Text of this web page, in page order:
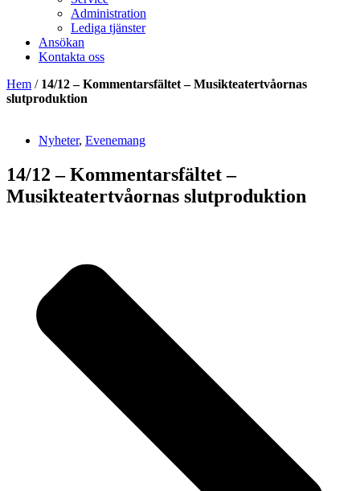
Administration
Lediga tjänster
Ansökan
Kontakta oss
Hem / 14/12 – Kommentarsfältet – Musikteatertvåornas
slutproduktion
Nyheter, Evenemang
14/12 – Kommentarsfältet –
Musikteatertvåornas slutproduktion